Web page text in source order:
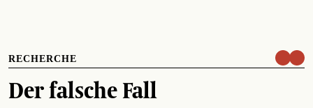
RECHERCHE
Der falsche Fall